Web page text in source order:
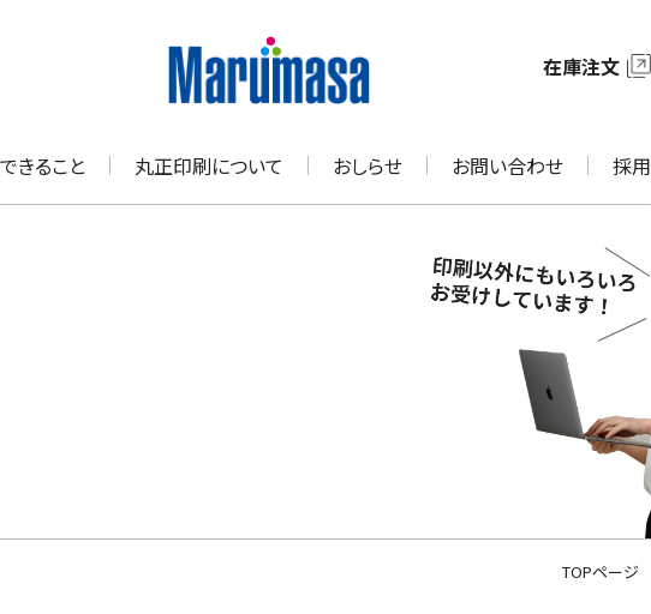
在庫注文
きること 丸正印刷について おしらせ お問い合わせ 採
TOPページ